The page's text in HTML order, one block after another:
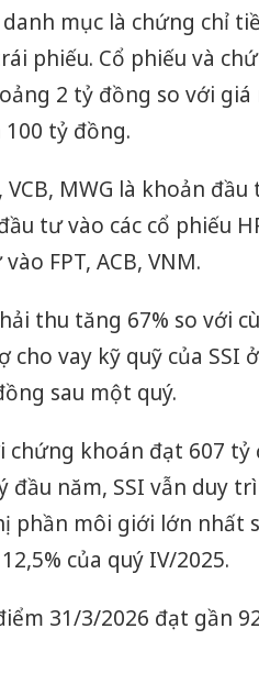
mục là chứng chỉ
phiếu. Cổ phiếu và
2 tỷ đồng so với giá
100 tỷ đồng.
MWG là khoản
tư vào các cổ phiếu
FPT, ACB, VNM.
thu tăng 67% so với
vay kỹ quỹ của SSI
sau một quý.
khoán đạt 607 tỷ
đầu năm, SSI vẫn duy
phần môi giới lớn nhất
của quý IV/2025.
31/3/2026 đạt gần